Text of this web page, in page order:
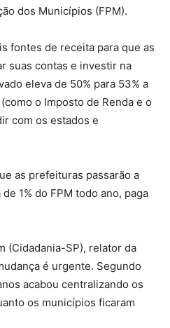
dos Municípios (FPM).
fontes de receita para que as
suas contas e investir na
eleva de 50% para 53% a
o Imposto de Renda e o
com os estados e
as prefeituras passarão a
1% do FPM todo ano, paga
(Cidadania-SP), relator da
é urgente. Segundo
acabou centralizando os
os municípios ficaram